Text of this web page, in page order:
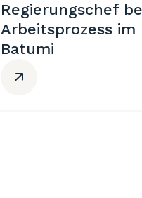
Regierungschef
Arbeitsprozess im
Batumi